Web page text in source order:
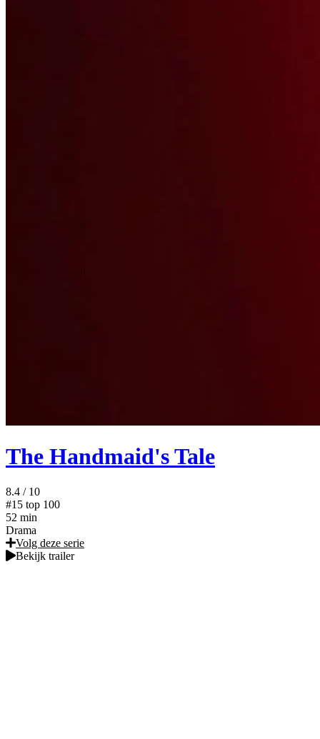
The Handmaid's Tale
8.4 / 10
#15 top 100
52 min
Drama
Volg deze serie
Bekijk trailer